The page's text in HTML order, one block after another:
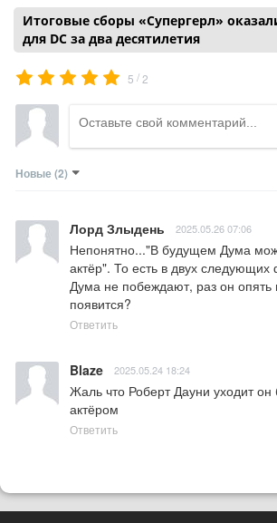
Итоговые сборы «Супергерл»
для DC за два десятилетия
5 /2
Новые (2)
Лорд Злыдень 2025.05.26 07:06
Непонятно..."В будущем Дума
актёр". То есть в двух
Дума не побеждают, раз он опять
появится?
Ответить
Blaze 2025.05.24 18:24
Жаль что Роберт Дауни уходит
актёром
Ответить